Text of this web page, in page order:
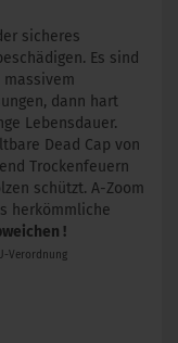
sicheres
Es sind
massivem
dann hart
Lebensdauer.
Dead Cap von
Trockenfeuern
schützt. A-Zoom
herkömmliche
!
Verordnung